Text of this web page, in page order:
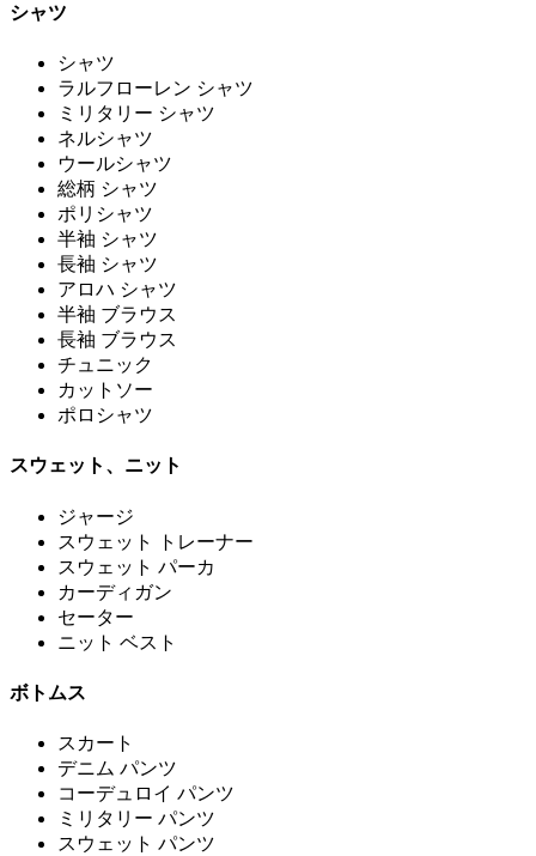
シャツ
シャツ
ラルフローレン シャツ
ミリタリー シャツ
ネルシャツ
ウールシャツ
総柄 シャツ
ポリシャツ
半袖 シャツ
長袖 シャツ
アロハ シャツ
半袖 ブラウス
長袖 ブラウス
チュニック
カットソー
ポロシャツ
スウェット、ニット
ジャージ
スウェット トレーナー
スウェット パーカ
カーディガン
セーター
ニット ベスト
ボトムス
スカート
デニム パンツ
コーデュロイ パンツ
ミリタリー パンツ
スウェット パンツ